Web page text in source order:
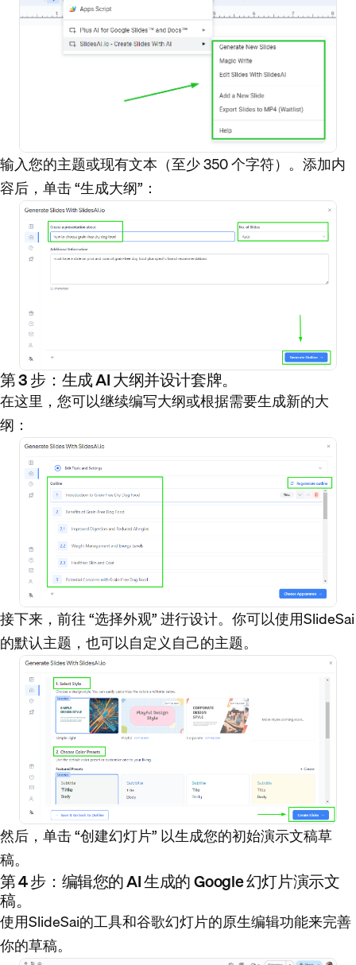
输入您的主题或现有文本（至少 350 个字符）。添加内
容后，单击 “生成大纲”：
第 3 步：生成 AI 大纲并设计套牌。
在这里，您可以继续编写大纲或根据需要生成新的大
纲：
接下来，前往 “选择外观” 进行设计。你可以使用SlideSai
的默认主题，也可以自定义自己的主题。
然后，单击 “创建幻灯片” 以生成您的初始演示文稿草
稿。
第 4 步：编辑您的 AI 生成的 Google 幻灯片演示文
稿。
使用SlideSai的工具和谷歌幻灯片的原生编辑功能来完善
你的草稿。